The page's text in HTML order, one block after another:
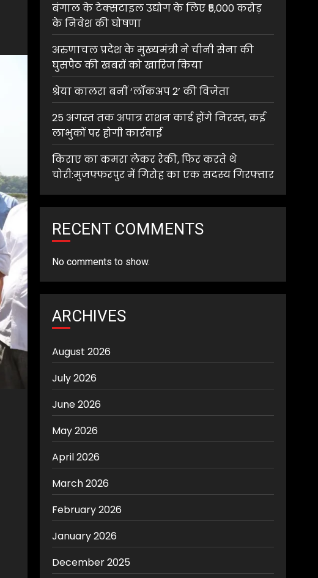
बंगाल के टेक्सटाइल उद्योग के लिए ₹5,000 करोड़
के निवेश की घोषणा
अरुणाचल प्रदेश के मुख्यमंत्री ने चीनी सेना की
घुसपैठ की खबरों को खारिज किया
श्रेया कालरा बनीं ‘लॉकअप 2’ की विजेता
25 अगस्त तक अपात्र राशन कार्ड होंगे निरस्त, कई
लाभुकों पर होगी कार्रवाई
किराए का कमरा लेकर रेकी, फिर करते थे
चोरी:मुजफ्फरपुर में गिरोह का एक सदस्य गिरफ्तार
RECENT COMMENTS
No comments to show.
ARCHIVES
August 2026
July 2026
June 2026
May 2026
April 2026
March 2026
February 2026
January 2026
December 2025